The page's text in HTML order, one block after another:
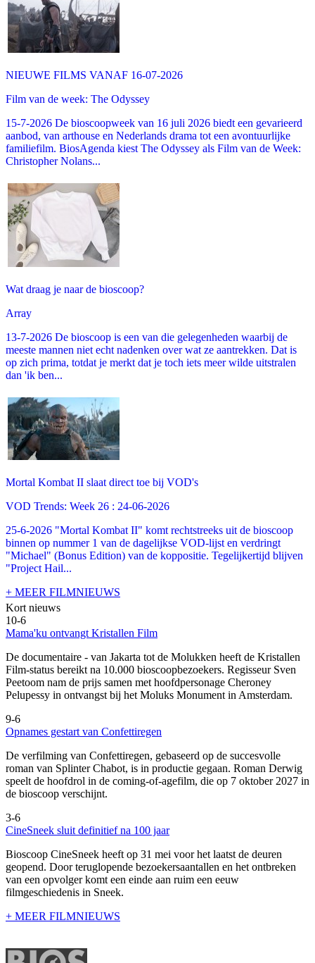
NIEUWE FILMS VANAF 16-07-2026
Film van de week: The Odyssey
15-7-2026 De bioscoopweek van 16 juli 2026 biedt een gevarieerd
aanbod, van arthouse en Nederlands drama tot een avontuurlijke
familiefilm. BiosAgenda kiest The Odyssey als Film van de Week:
Christopher Nolans...
Wat draag je naar de bioscoop?
Array
13-7-2026 De bioscoop is een van die gelegenheden waarbij de
meeste mannen niet echt nadenken over wat ze aantrekken. Dat is
op zich prima, totdat je merkt dat je toch iets meer wilde uitstralen
dan 'ik ben...
Mortal Kombat II slaat direct toe bij VOD's
VOD Trends: Week 26 : 24-06-2026
25-6-2026 "Mortal Kombat II" komt rechtstreeks uit de bioscoop
binnen op nummer 1 van de dagelijkse VOD-lijst en verdringt
"Michael" (Bonus Edition) van de koppositie. Tegelijkertijd blijven
"Project Hail...
+ MEER FILMNIEUWS
Kort nieuws
10-6
Mama'ku ontvangt Kristallen Film
De documentaire - van Jakarta tot de Molukken heeft de Kristallen
Film-status bereikt na 10.000 bioscoopbezoekers. Regisseur Sven
Peetoom nam de prijs samen met hoofdpersonage Cheroney
Pelupessy in ontvangst bij het Moluks Monument in Amsterdam.
9-6
Opnames gestart van Confettiregen
De verfilming van Confettiregen, gebaseerd op de succesvolle
roman van Splinter Chabot, is in productie gegaan. Roman Derwig
speelt de hoofdrol in de coming-of-agefilm, die op 7 oktober 2027 in
de bioscoop verschijnt.
3-6
CineSneek sluit definitief na 100 jaar
Bioscoop CineSneek heeft op 31 mei voor het laatst de deuren
geopend. Door teruglopende bezoekersaantallen en het ontbreken
van een opvolger komt een einde aan ruim een eeuw
filmgeschiedenis in Sneek.
+ MEER FILMNIEUWS